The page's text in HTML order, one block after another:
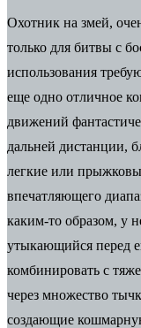
Охотник на змей,
только для битвы с
использования
еще одно отличное
движений
дальней дистанции,
легкие или
впечатляющего
каким-то образом, у
утыкающийся перед
комбинировать с
через множество
создающие